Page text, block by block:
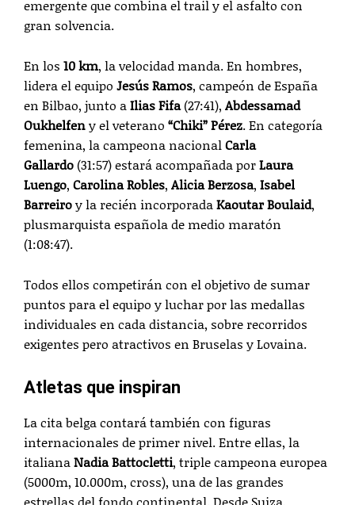
emergente que combina el trail y el asfalto con
gran solvencia.
En los10 km, la velocidad manda. En hombres,
lidera el equipoJesús Ramos, campeón de España
en Bilbao, junto aIlias Fifa(27:41),Abdessamad
Oukhelfeny el veterano“Chiki” Pérez. En categoría
femenina, la campeona nacionalCarla
Gallardo(31:57) estará acompañada porLaura
Luengo,Carolina Robles,Alicia Berzosa,Isabel
Barreiroy la recién incorporadaKaoutar Boulaid,
plusmarquista española de medio maratón
(1:08:47).
Todos ellos competirán con el objetivo de sumar
puntos para el equipo y luchar por las medallas
individuales en cada distancia, sobre recorridos
exigentes pero atractivos en Bruselas y Lovaina.
Atletas que inspiran
La cita belga contará también con figuras
internacionales de primer nivel. Entre ellas, la
italianaNadia Battocletti, triple campeona europea
(5000m, 10.000m, cross), una de las grandes